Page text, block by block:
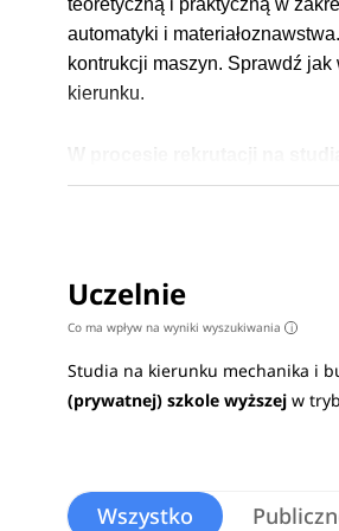
teoretyczną i praktyczną w
automatyki i
kontrukcji maszyn. Sprawdź jak
kierunku.
W procesie rekrutacji na
najczęściej wymagane
W trakcie nauki studenci
Studenci kierunku mechanika i
materiałów inżynierskich, a
Uczelnie
Co ma wpływ na wyniki wyszukiwania i
Studia na kierunku mechanika i
(prywatnej) szkole wyższej w
Wszystko